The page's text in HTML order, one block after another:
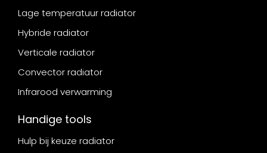
Lage temperatuur radiator
Hybride radiator
Verticale radiator
Convector radiator
Infrarood verwarming
Handige tools
Hulp bij keuze radiator